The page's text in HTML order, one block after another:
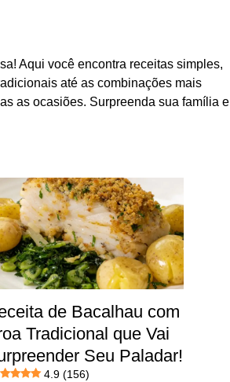
Aqui você encontra receitas simples,
até as combinações mais
as ocasiões. Surpreenda sua família e
de Bacalhau com
Tradicional que Vai
Seu Paladar!
4.9 (156)